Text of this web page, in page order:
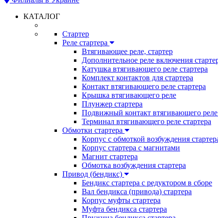
КАТАЛОГ
Стартер
Реле стартера
Втягивающее реле, стартер
Дополнительное реле включения
Катушка втягивающего реле стартера
Комплект контактов для стартера
Контакт втягивающего реле стартера
Крышка втягивающего реле
Плунжер стартера
Подвижный контакт втягивающего реле
Терминал втягивающего реле стартера
Обмотки стартера
Корпус с обмоткой возбуждения
Корпус стартера с магнитами
Магнит стартера
Обмотка возбуждения стартера
Привод (бендикс)
Бендикс стартера с редуктором в сборе
Вал бендикса (привода) стартера
Корпус муфты стартера
Муфта бендикса стартера